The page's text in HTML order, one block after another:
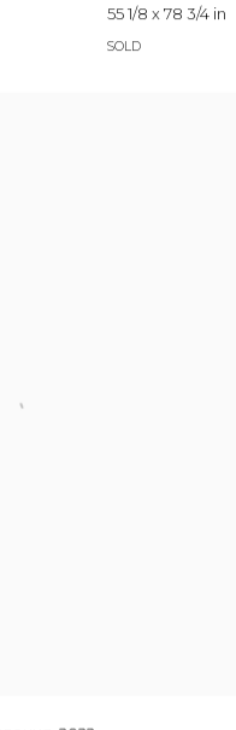
55 1/8 x 78 3/4 in
SOLD